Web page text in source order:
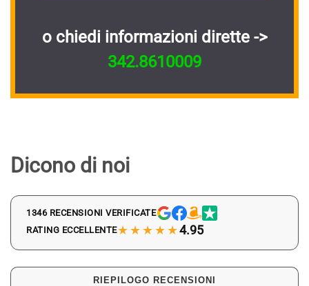
o chiedi informazioni dirette ->
342.8610009
Dicono di noi
1346 RECENSIONI VERIFICATE
RATING ECCELLENTE★★★★★4.95
RIEPILOGO RECENSIONI